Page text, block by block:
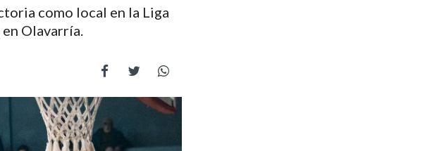
como local en la Liga
Olavarría.